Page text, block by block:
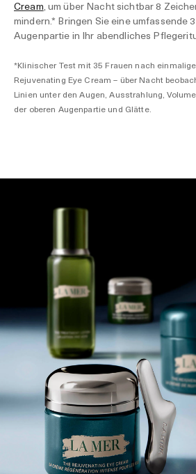
Cream, um über Nacht sichtbar 8
mindern.* Bringen Sie eine umfassende
Augenpartie in Ihr abendliches
*Klinischer Test mit 35 Frauen nach
Rejuvenating Eye Cream – über Nacht
Linien unter den Augen, Ausstrahlung,
der oberen Augenpartie und Glätte.